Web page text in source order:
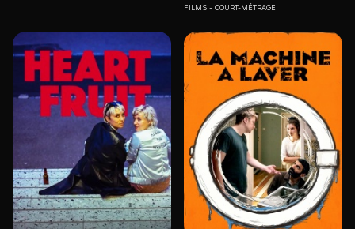
FILMS COURT-MÉTRAGE